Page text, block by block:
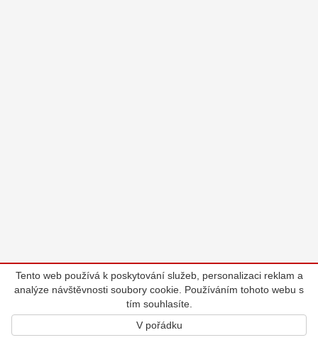
Tento web používá k poskytování služeb, personalizaci reklam a
analýze návštěvnosti soubory cookie. Používáním tohoto webu s
tím souhlasíte.
V pořádku